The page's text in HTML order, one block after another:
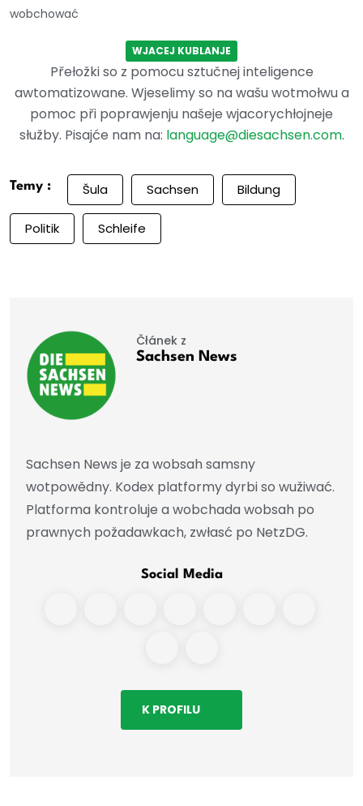
wobchować
WJACEJ KUBLANJE
Přełožki so z pomocu sztučnej inteligence
awtomatizowane. Wjeselimy so na wašu wotmołwu a
pomoc při poprawjenju našeje wjacorychłojneje
słužby. Pisajće nam na: language@diesachsen.com.
Temy : Šula Sachsen Bildung
Politik Schleife
Čłánek z
Sachsen News
Sachsen News je za wobsah samsny
wotpowědny. Kodex platformy dyrbi so wužiwać.
Platforma kontroluje a wobchada wobsah po
prawnych požadawkach, zwłasć po NetzDG.
Social Media
K PROFILU